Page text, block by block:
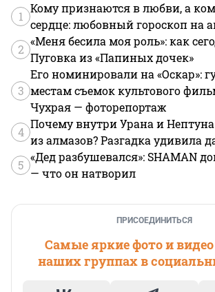
1
Кому признаются в любви, а
сердце: любовный гороскоп на
2
«Меня бесила моя роль»: как
Пуговка из «Папиных дочек»
3
Его номинировали на «Оскар»:
местам съемок культового
Чухрая — фоторепортаж
4
Почему внутри Урана и
из алмазов? Разгадка удивила
5
«Дед разбушевался»: SHAMAN
— что он натворил
ПРИСОЕДИНИТЬСЯ
Самые яркие фото и
наших группах в